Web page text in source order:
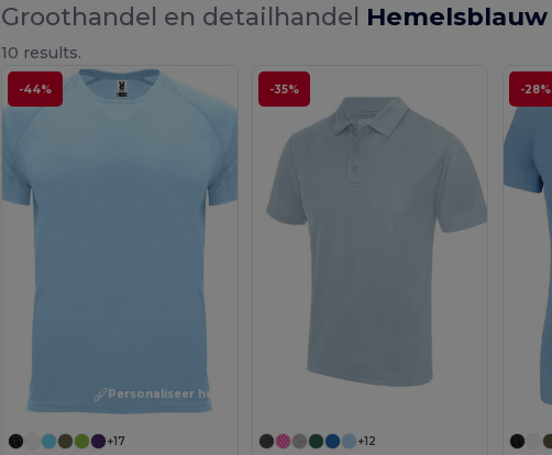
Groothandel en detailhandel
10 results.
-44%
Personaliseer het!
+17
-35%
+12
-28%